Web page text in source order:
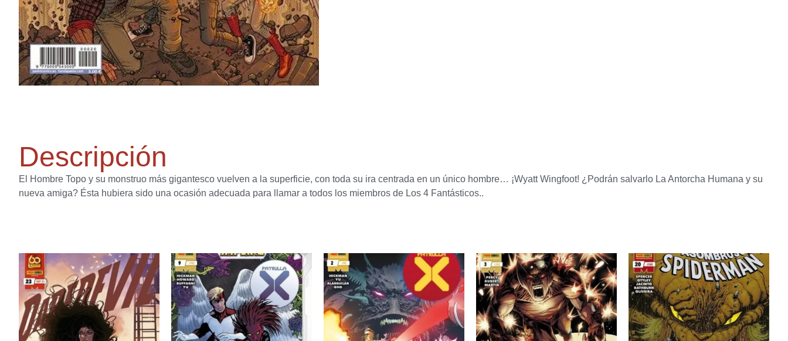
Descripción
El Hombre Topo y su monstruo más gigantesco vuelven a la superficie, con toda su ira centrada en un único hombre… ¡Wyatt Wingfoot! ¿Podrán salvarlo La Antorcha Humana y su
nueva amiga? Ésta hubiera sido una ocasión adecuada para llamar a todos los miembros de Los 4 Fantásticos..